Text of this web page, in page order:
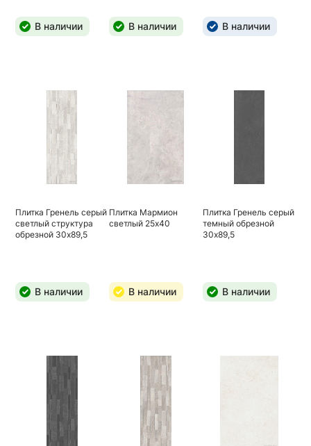
В наличии В наличии В наличии
Плитка Гренель серый
светлый структура
обрезной 30х89,5
В наличии
Плитка Мармион
светлый 25х40
В наличии
Плитка Гренель серый
темный обрезной
30х89,5
В наличии